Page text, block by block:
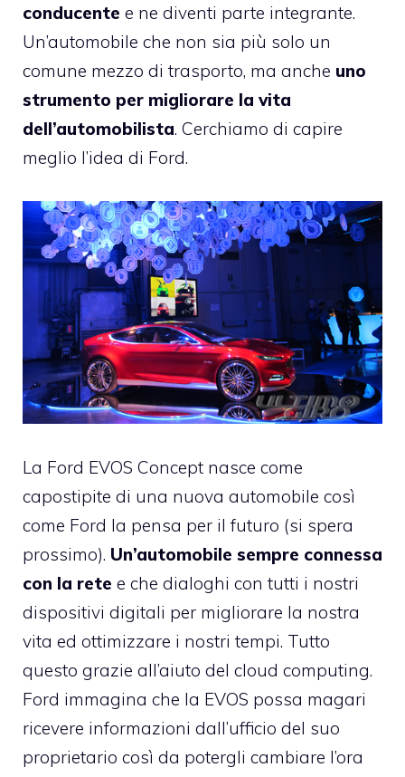
conducente e ne diventi parte integrante.
Un’automobile che non sia più solo un
comune mezzo di trasporto, ma anche uno
strumento per migliorare la vita
dell’automobilista. Cerchiamo di capire
meglio l’idea di Ford.
La Ford EVOS Concept nasce come
capostipite di una nuova automobile così
come Ford la pensa per il futuro (si spera
prossimo). Un’automobile sempre connessa
con la rete e che dialoghi con tutti i nostri
dispositivi digitali per migliorare la nostra
vita ed ottimizzare i nostri tempi. Tutto
questo grazie all’aiuto del cloud computing.
Ford immagina che la EVOS possa magari
ricevere informazioni dall’ufficio del suo
proprietario così da potergli cambiare l’ora